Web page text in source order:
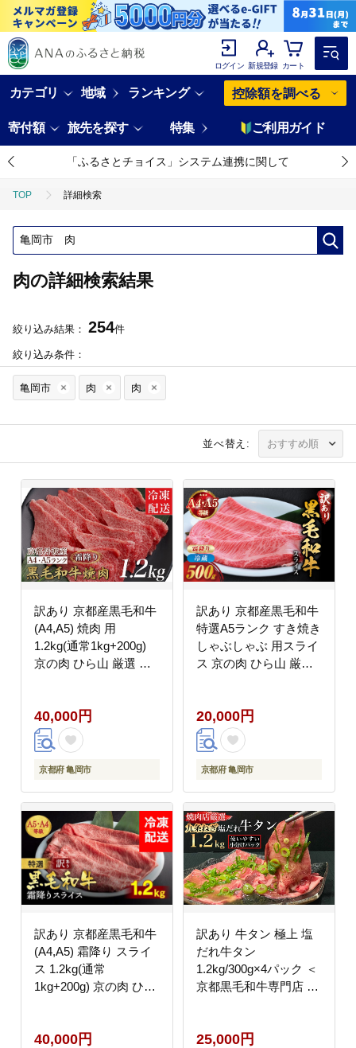
ログイン 新規登録 カート
カテゴリ 地域 ランキング 控除額を調べる
寄付額 旅先を探す 特集 ご利用ガイド
「ふるさとチョイス」システム連携に関して
TOP 詳細検索
肉の詳細検索結果
絞り込み結果： 254件
絞り込み条件：
亀岡市 肉 肉
並べ替え:
訳あり 京都産黒毛和牛
(A4,A5) 焼肉 用
1.2kg(通常1kg+200g)
京の肉 ひら山 厳選 ≪
と納税牛肉≫亀岡市
40,000円
京都府 亀岡市
訳あり 京都産黒毛和牛
特選A5ランク すき焼き
しゃぶしゃぶ 用スライ
ス 京の肉 ひら山 厳選
肉
20,000円
京都府 亀岡市
訳あり 京都産黒毛和牛
(A4,A5) 霜降り スライ
ス 1.2kg(通常
1kg+200g) 京の肉 ひら
ふるさと納税牛肉 すき
40,000円
訳あり 牛タン 極上 塩
だれ牛タン
1.2kg/300g×4パック ＜
京都黒毛和牛専門店 京
イス 1kg以上 牛肉 焼肉
25,000円